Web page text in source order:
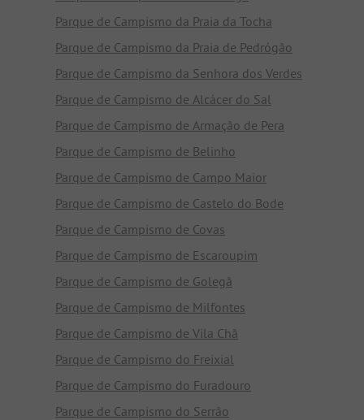
Parque de Campismo da Praia da Tocha
Parque de Campismo da Praia de Pedrógão
Parque de Campismo da Senhora dos Verdes
Parque de Campismo de Alcácer do Sal
Parque de Campismo de Armação de Pera
Parque de Campismo de Belinho
Parque de Campismo de Campo Maior
Parque de Campismo de Castelo do Bode
Parque de Campismo de Covas
Parque de Campismo de Escaroupim
Parque de Campismo de Golegã
Parque de Campismo de Milfontes
Parque de Campismo de Vila Chã
Parque de Campismo do Freixial
Parque de Campismo do Furadouro
Parque de Campismo do Serrão